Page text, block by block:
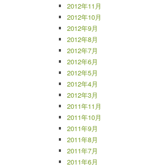
2012年11月
2012年10月
2012年9月
2012年8月
2012年7月
2012年6月
2012年5月
2012年4月
2012年3月
2011年11月
2011年10月
2011年9月
2011年8月
2011年7月
2011年6月